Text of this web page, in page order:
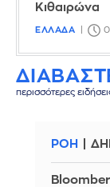
Κιθαιρώνα
ΕΛΛΑΔΑ
περισσότερες
ΡΟΗ